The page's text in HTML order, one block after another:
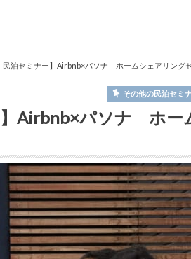
民泊セミナー】Airbnb×パソナ ホームシェアリング
その他の民泊セミ
】Airbnb×パソナ ホー